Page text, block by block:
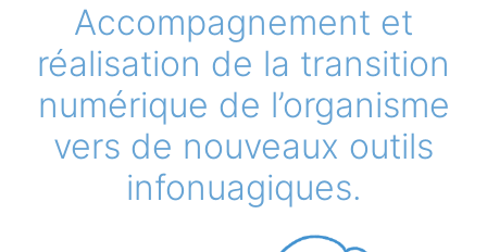
Accompagnement et
réalisation de la transition
numérique de l’organisme
vers de nouveaux outils
infonuagiques.